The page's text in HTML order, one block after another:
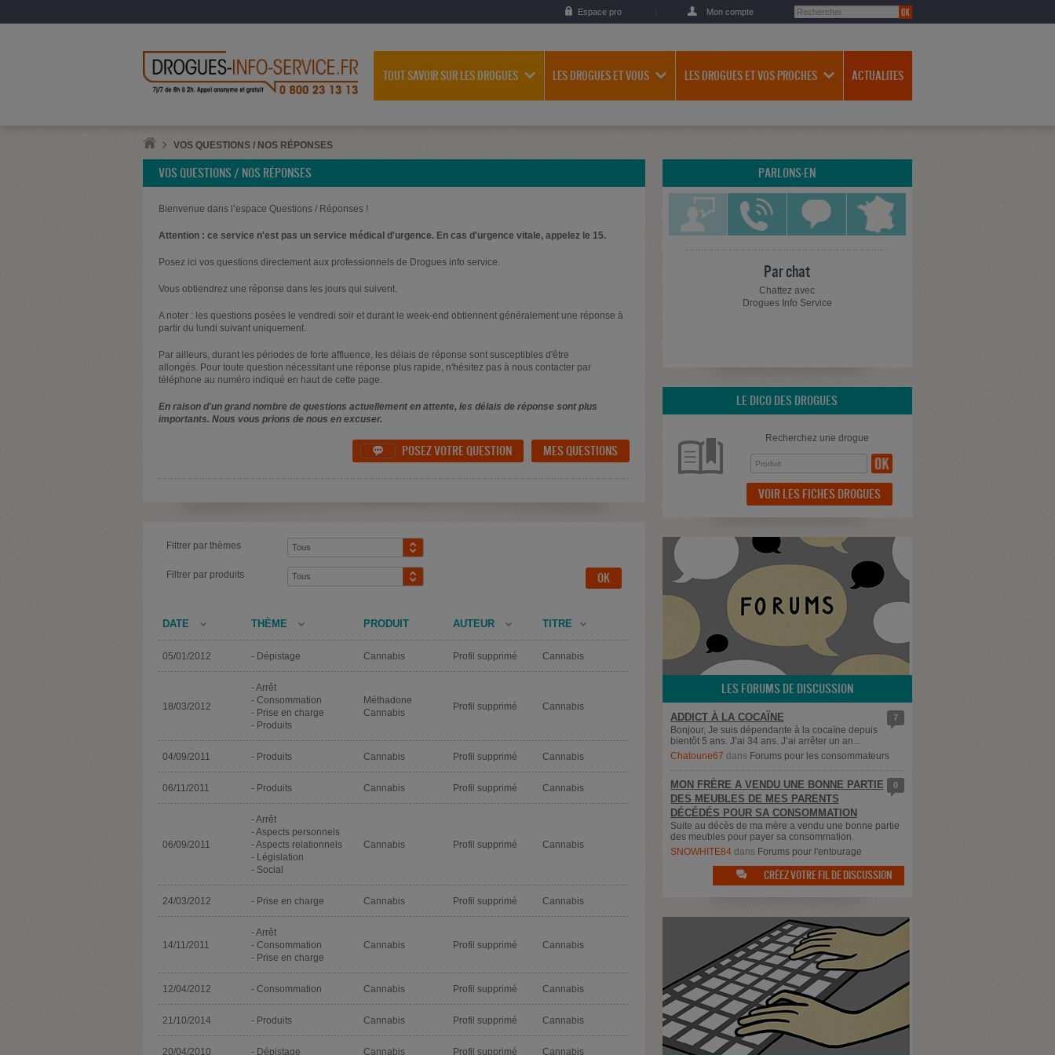
Espace pro Mon compte
TOUT SAVOIR SUR LES DROGUES LES DROGUES ET VOUS LES DROGUES ET VOS PROCHES ACTUALITES
VOS QUESTIONS / NOS RÉPONSES
VOS QUESTIONS / NOS RÉPONSES
Bienvenue dans l’espace Questions / Réponses !
Attention : ce service n'est pas un service médical d'urgence. En cas d'urgence vitale, appelez le 15.
Posez ici vos questions directement aux professionnels de Drogues info service.
Vous obtiendrez une réponse dans les jours qui suivent.
A noter : les questions posées le vendredi soir et durant le week-end obtiennent généralement une réponse à
partir du lundi suivant uniquement.
Par ailleurs, durant les périodes de forte affluence, les délais de réponse sont susceptibles d'être
allongés. Pour toute question nécessitant une réponse plus rapide, n'hésitez pas à nous contacter par
téléphone au numéro indiqué en haut de cette page.
En raison d'un grand nombre de questions actuellement en attente, les délais de réponse sont plus
importants. Nous vous prions de nous en excuser.
 POSEZ VOTRE QUESTION MES QUESTIONS
Filtrer par thèmes
Filtrer par produits
DATE THÈME PRODUIT AUTEUR TITRE
05/01/2012 - Dépistage Cannabis Profil supprimé Cannabis
18/03/2012
- Arrêt
- Consommation
- Prise en charge
- Produits
Méthadone
Cannabis
Profil supprimé Cannabis
04/09/2011 - Produits Cannabis Profil supprimé Cannabis
06/11/2011 - Produits Cannabis Profil supprimé Cannabis
06/09/2011
- Arrêt
- Aspects personnels
- Aspects relationnels
- Législation
- Social
Cannabis Profil supprimé Cannabis
24/03/2012 - Prise en charge Cannabis Profil supprimé Cannabis
14/11/2011
- Arrêt
- Consommation
- Prise en charge
Cannabis Profil supprimé Cannabis
12/04/2012 - Consommation Cannabis Profil supprimé Cannabis
21/10/2014 - Produits Cannabis Profil supprimé Cannabis
20/04/2010 - Dépistage Cannabis Profil supprimé Cannabis
PARLONS-EN
Par chat
Chattez avec
Drogues Info Service
LE DICO DES DROGUES
Recherchez une drogue
VOIR LES FICHES DROGUES
LES FORUMS DE DISCUSSION
7
ADDICT À LA COCAÏNE
Bonjour, Je suis dépendante à la cocaïne depuis
bientôt 5 ans. J’ai 34 ans. J’ai arrêter un an...
Chatoune67 dans Forums pour les consommateurs
0
MON FRÈRE A VENDU UNE BONNE PARTIE
DES MEUBLES DE MES PARENTS
DÉCÉDÉS POUR SA CONSOMMATION
Suite au décès de ma mère a vendu une bonne partie
des meubles pour payer sa consommation.
SNOWHITE84dans Forums pour l'entourage
 CRÉEZ VOTRE FIL DE DISCUSSION